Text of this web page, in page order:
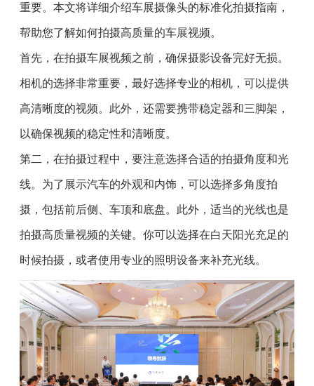
重要。本文将详细介绍车展摄像头的标准化拍摄指南，
帮助您了解如何拍摄高质量的车展视频。
首先，在拍摄车展视频之前，确保摄影设备完好无损。
相机的选择非常重要，最好选择专业的相机，可以提供
高清晰度的视频。此外，还需要携带稳定器和三脚架，
以确保视频的稳定性和清晰度。
第二，在拍摄过程中，要注意选择合适的拍摄角度和光
线。为了展示汽车的外观和内饰，可以选择多角度拍
摄，包括前后侧、车顶和底盘。此外，适当的光线也是
拍摄高质量视频的关键。你可以选择在白天阳光充足的
时候拍摄，或者使用专业的照明设备来补充光线。